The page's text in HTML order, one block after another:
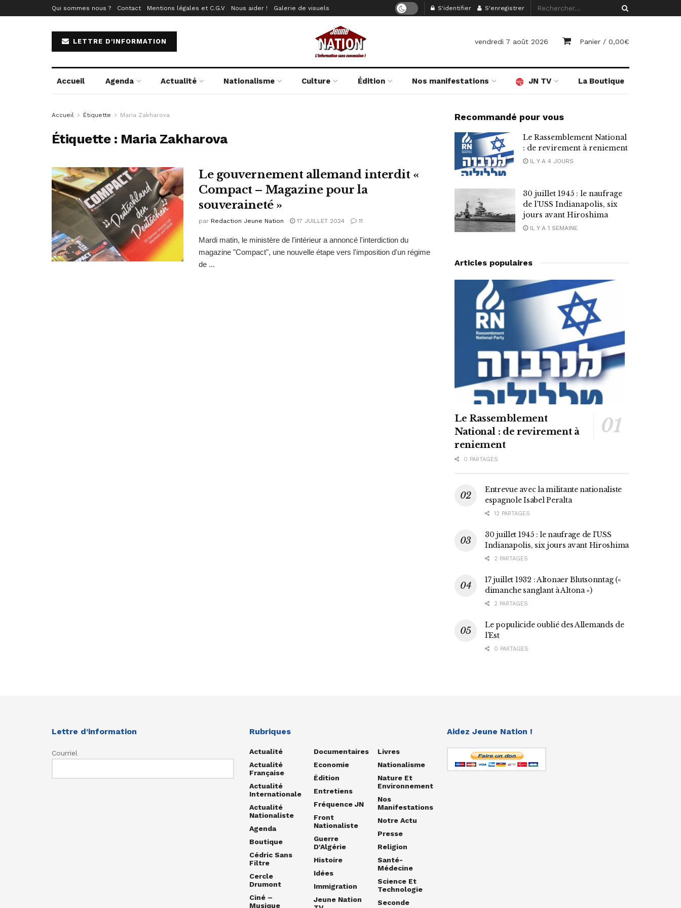
Qui sommes nous ? Contact Mentions légales et C.G.V Nous aider ! Galerie de visuels S'identifier S'enregistrer
LETTRE D'INFORMATION vendredi 7 août 2026 Panier / 0,00€
Accueil Agenda Actualité Nationalisme Culture Édition Nos manifestations JN TV La Boutique
Accueil Étiquette Maria Zakharova
Étiquette : Maria Zakharova
Le gouvernement allemand interdit «
Compact – Magazine pour la
souveraineté »
par Redaction Jeune Nation 17 JUILLET 2024 11
Mardi matin, le ministère de l'intérieur a annoncé l'interdiction du
magazine "Compact", une nouvelle étape vers l'imposition d'un régime
de ...
Recommandé pour vous
Le Rassemblement National
: de revirement à reniement
IL Y A 4 JOURS
30 juillet 1945 : le naufrage
de l’USS Indianapolis, six
jours avant Hiroshima
IL Y A 1 SEMAINE
Articles populaires
Le Rassemblement
National : de revirement à
reniement
0 PARTAGES
Entrevue avec la militante nationaliste
espagnole Isabel Peralta
12 PARTAGES
30 juillet 1945 : le naufrage de l’USS
Indianapolis, six jours avant Hiroshima
2 PARTAGES
17 juillet 1932 : Altonaer Blutsonntag («
dimanche sanglant à Altona »)
2 PARTAGES
Le populicide oublié des Allemands de
l’Est
0 PARTAGES
Lettre d’information
Courriel
Rubriques
Actualité
Actualité
Française
Actualité
Internationale
Actualité
Nationaliste
Agenda
Boutique
Cédric Sans
Filtre
Cercle
Drumont
Ciné –
Musique
Documentaires
Economie
Édition
Entretiens
Fréquence JN
Front
Nationaliste
Guerre
D'Algérie
Histoire
Idées
Immigration
Jeune Nation
Livres
Nationalisme
Nature Et
Environnement
Nos
Manifestations
Notre Actu
Presse
Religion
Santé-
Médecine
Science Et
Technologie
Seconde
Aidez Jeune Nation !